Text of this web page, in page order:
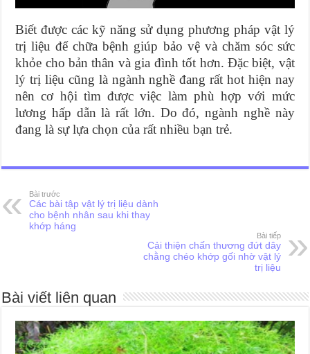
Biết được các kỹ năng sử dụng phương pháp vật lý
trị liệu để chữa bệnh giúp bảo vệ và chăm sóc sức
khỏe cho bản thân và gia đình tốt hơn. Đặc biệt, vật
lý trị liệu cũng là ngành nghề đang rất hot hiện nay
nên cơ hội tìm được việc làm phù hợp với mức
lương hấp dẫn là rất lớn. Do đó, ngành nghề này
đang là sự lựa chọn của rất nhiều bạn trẻ.
Bài trước
Các bài tập vật lý trị liệu dành
cho bệnh nhân sau khi thay
khớp háng
Bài tiếp
Cải thiện chấn thương đứt dây
chằng chéo khớp gối nhờ vật lý
trị liệu
Bài viết liên quan